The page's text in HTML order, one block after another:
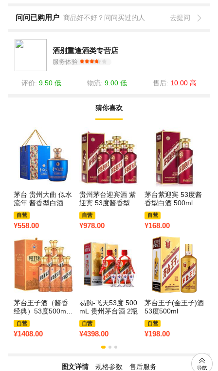
问问已购用户 商品好不好？问问买过的人 去提问
酒别重逢酒类专营店
服务体验
评价: 9.50 低 物流: 9.00 低 售后: 10.00 高
猜你喜欢
茅台 贵州大曲 似水
流年 酱香型白酒 53
度 1.5L 单坛装
自营
¥558.00
贵州茅台迎宾酒 紫
迎宾 53度酱香型白
酒 500ml*6瓶 整箱
自营
¥978.00
茅台紫迎宾 53度酱
香型白酒 500ml单
瓶装
自营
¥168.00
茅台王子酒（酱香
经典）53度500mL*
6 整箱装 酱香型白
酒
自营
¥1408.00
易购-飞天53度 500
mL 贵州茅台酒 2瓶
自营
¥4398.00
茅台王子(金王子)酒
53度500ml
自营
¥198.00
图文详情 规格参数 售后服务